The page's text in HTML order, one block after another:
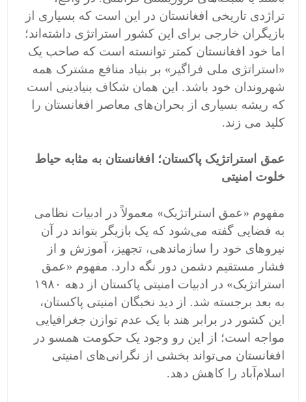
تراژدی تاریخی افغانستان در این است که بسیاری از
بازیگران خارجی برای این کشور استراتژی داشته‌اند؛
اما خود افغانستان کمتر توانسته است که صاحب یک
«استراتژی ملی فراگیر» بر بنیاد منافع مشترک همه
شهروندان خود باشد. این همان شکاف بنیادینی است
که ریشه بسیاری از بحران‌های معاصر افغانستان را
کلید می زند.
عمق استراتژیک پاکستان؛ افغانستان به مثابه حیاط
خلوت امنیتی
مفهوم «عمق استراتژیک» معمولاً در ادبیات نظامی
به فضایی گفته می‌شود که یک بازیگر بتواند در آن
نیروهای خود را سازماندهی، تجهیز، آموزش و از
فشار مستقیم دشمن دور نگه دارد. مفهوم «عمق
استراتژیک» در ادبیات امنیتی پاکستان از دهه ۱۹۸۰
به بعد برجسته شد. از دید نخبگان امنیتی پاکستان،
این کشور در برابر هند با یک عدم توازن جغرافیایی
مواجه است؛ از این رو وجود یک حکومت همسو در
افغانستان می‌تواند بخشی از نگرانی‌های امنیتی
اسلام‌آباد را کاهش دهد.